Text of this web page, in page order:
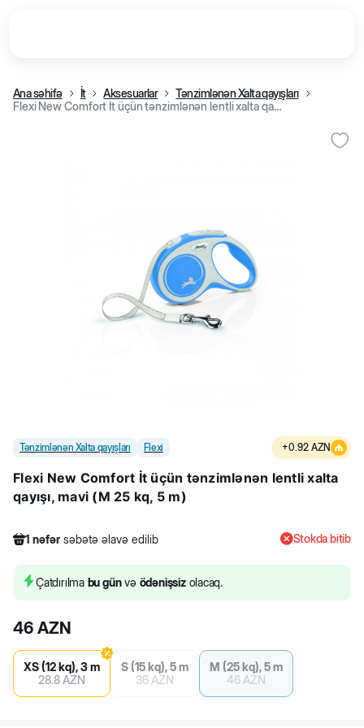
Ana səhifə İt Aksesuarlar
Tənzimlənən Xalta qayışları
Flexi New Comfort İt üçün tənzimlənən lentli xalta qayışı, mavi (M 25 kq, 5 m)
Tənzimlənən Xalta qayışları Flexi +0.92 AZN
Flexi New Comfort İt üçün tənzimlənən lentli xalta
qayışı, mavi (M 25 kq, 5 m)
1 nəfər səbətə əlavə edilib
1 nəfər səbətə əlavə edilib
Stokda bitib
Çatdırılma bu günvə ödənişsizolacaq.
46 AZN
XS (12 kq), 3 m
28.8AZN
S (15 kq), 5 m
36 AZN
M (25 kq), 5 m
46 AZN